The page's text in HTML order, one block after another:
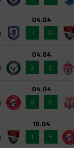
04.04
3
0
04.04
2
0
04.04
0
0
10.04
1
5